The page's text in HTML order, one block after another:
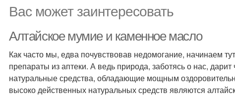
Вас может заинтересовать
Алтайское мумие и каменное масло
Как часто мы, едва почувствовав недомогание, начинаем
препараты из аптеки. А ведь природа, заботясь о нас,
натуральные средства, обладающие мощным
высоко действенных натуральных средств являются